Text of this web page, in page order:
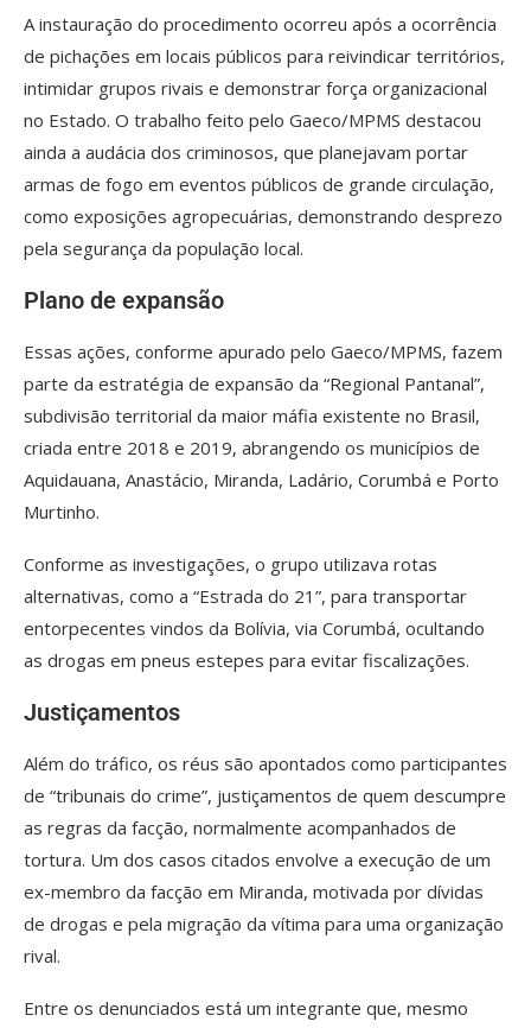
A instauração do procedimento ocorreu após a ocorrência
de pichações em locais públicos para reivindicar territórios,
intimidar grupos rivais e demonstrar força organizacional
no Estado. O trabalho feito pelo Gaeco/MPMS destacou
ainda a audácia dos criminosos, que planejavam portar
armas de fogo em eventos públicos de grande circulação,
como exposições agropecuárias, demonstrando desprezo
pela segurança da população local.
Plano de expansão
Essas ações, conforme apurado pelo Gaeco/MPMS, fazem
parte da estratégia de expansão da “Regional Pantanal”,
subdivisão territorial da maior máfia existente no Brasil,
criada entre 2018 e 2019, abrangendo os municípios de
Aquidauana, Anastácio, Miranda, Ladário, Corumbá e Porto
Murtinho.
Conforme as investigações, o grupo utilizava rotas
alternativas, como a “Estrada do 21”, para transportar
entorpecentes vindos da Bolívia, via Corumbá, ocultando
as drogas em pneus estepes para evitar fiscalizações.
Justiçamentos
Além do tráfico, os réus são apontados como participantes
de “tribunais do crime”, justiçamentos de quem descumpre
as regras da facção, normalmente acompanhados de
tortura. Um dos casos citados envolve a execução de um
ex-membro da facção em Miranda, motivada por dívidas
de drogas e pela migração da vítima para uma organização
rival.
Entre os denunciados está um integrante que, mesmo